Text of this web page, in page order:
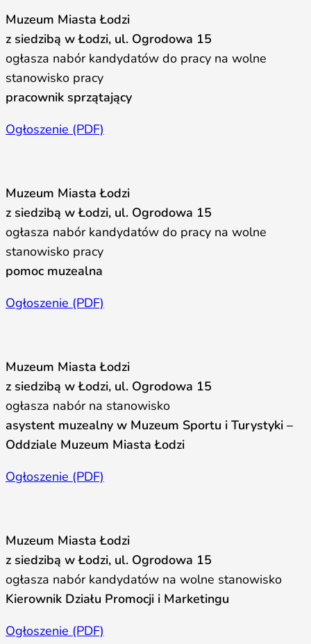
Muzeum Miasta Łodzi
z siedzibą w Łodzi, ul. Ogrodowa 15
ogłasza nabór kandydatów do pracy na wolne
stanowisko pracy
pracownik sprzątający
Ogłoszenie (PDF)
Muzeum Miasta Łodzi
z siedzibą w Łodzi, ul. Ogrodowa 15
ogłasza nabór kandydatów do pracy na wolne
stanowisko pracy
pomoc muzealna
Ogłoszenie (PDF)
Muzeum Miasta Łodzi
z siedzibą w Łodzi, ul. Ogrodowa 15
ogłasza nabór na stanowisko
asystent muzealny w Muzeum Sportu i Turystyki –
Oddziale Muzeum Miasta Łodzi
Ogłoszenie (PDF)
Muzeum Miasta Łodzi
z siedzibą w Łodzi, ul. Ogrodowa 15
ogłasza nabór kandydatów na wolne stanowisko
Kierownik Działu Promocji i Marketingu
Ogłoszenie (PDF)